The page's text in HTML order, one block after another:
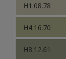
H1.08.78
H4.16.70
H8.12.61